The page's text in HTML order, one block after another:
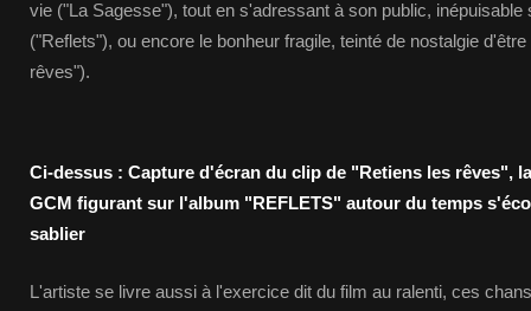
vie ("La Sagesse"), tout en s'adressant à son public, inépuisable
("Reflets"), ou encore le bonheur fragile, teinté de nostalgie
rêves").
Ci-dessus : Capture d'écran du clip de "Retiens les rêves",
GCM figurant sur l'album "REFLETS" autour du temps
sablier
L'artiste se livre aussi à l'exercice dit du film au ralenti, ces